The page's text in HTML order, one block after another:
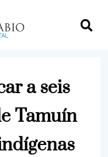
a seis
Tamuín